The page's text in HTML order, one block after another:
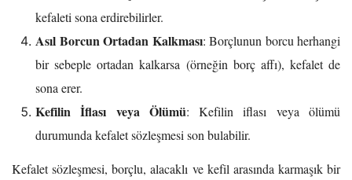
kefaleti sona erdirebilirler.
Asıl Borcun Ortadan Kalkması: Borçlunun borcu herhangi
bir sebeple ortadan kalkarsa (örneğin borç affı), kefalet de
sona erer.
Kefilin İflası veya Ölümü: Kefilin iflası veya ölümü
durumunda kefalet sözleşmesi son bulabilir.
Kefalet sözleşmesi, borçlu, alacaklı ve kefil arasında karmaşık bir